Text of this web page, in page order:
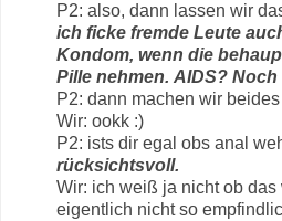
P2: also, dann lassen wir
ich ficke fremde Leute
Kondom, wenn die
Pille nehmen. AIDS?
P2: dann machen wir
Wir: ookk :)
P2: ists dir egal obs anal
rücksichtsvoll.
Wir: ich weiß ja nicht ob das
eigentlich nicht so